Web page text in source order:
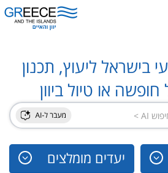
בישראל ליעוץ, תכנון
או טיול ביוון
יעדים מומלצים